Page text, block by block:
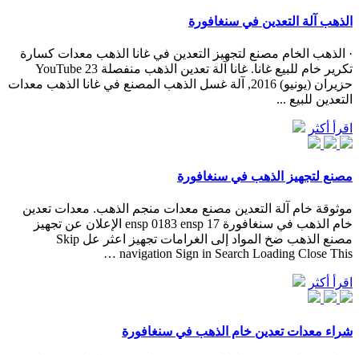
الذهب آلة التعدين في سنغافورة
· الذهب الخام مصنع لتجهيز التعدين في غانا الذهب معدات كسارة
تكرير خام للبيع غانا. غانا آلة تعدين الذهب منفصلة YouTube 23
حزيران (يونيو) 2016, آلة غسل الذهب المصنع في غانا الذهب معدات
التعدين للبيع ...
اقرأ أكثر
مصنع لتجهيز الذهب في سنغافورة
موثوقة خام آلة التعدين مصنع معدات منجم الذهب. معدات تعدين
خام الذهب في سنغافورة 17 ensp 0183 ensp الإعلان عن تجهيز
مصنع الذهب ضخ المواد إلى الغرامات تجهيز اعثر عل Skip
navigation Sign in Search Loading Close This …
اقرأ أكثر
شراء معدات تعدين خام الذهب في سنغافورة